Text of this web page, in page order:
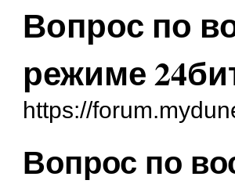
Вопрос по
режиме
https://
Вопрос по